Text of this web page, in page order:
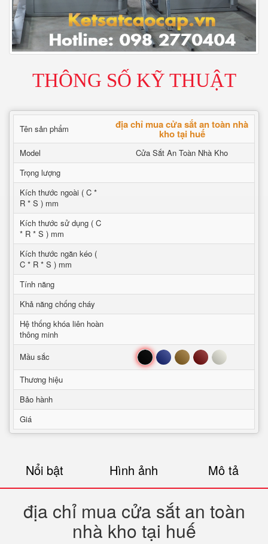
THÔNG SỐ KỸ THUẬT
Tên sản phẩm địa chỉ mua cửa sắt an toàn nhà
kho tại huế
Model
Cửa Sắt An Toàn Nhà Kho
Trọng lượng
Kích thước ngoài ( C *
R * S ) mm
Kích thước sử dụng ( C
* R * S ) mm
Kích thước ngăn kéo (
C * R * S ) mm
Tính năng
Khả năng chống cháy
Hệ thống khóa liên hoàn
thông minh
Mầu sắc
Đen Xanh Nâu Đỏ Trắng
Thương hiệu
Bảo hành
Giá
Nổi bật Hình ảnh Mô tả
địa chỉ mua cửa sắt an toàn
nhà kho tại huế